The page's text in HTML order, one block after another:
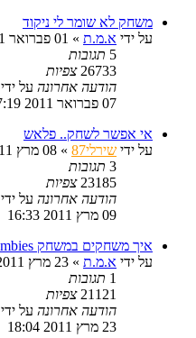
משחק לא שומר לי ניקוד
על ידי א.מ.ת » 01 פברואר 2011 22:23
5 תגובות
26733 צפיות
הודעה אחרונה על ידי
07 פברואר 2011 17:19
אי אפשר לשחק.. פלאש
על ידי שירלי87 » 08 מרץ 2011 21:09
3 תגובות
23185 צפיות
הודעה אחרונה על ידי
09 מרץ 2011 16:33
איך משחקים במשחק Explode Some Zombies
על ידי א.מ.ת » 23 מרץ 2011 17:01
1 תגובות
21121 צפיות
הודעה אחרונה על ידי
23 מרץ 2011 18:04